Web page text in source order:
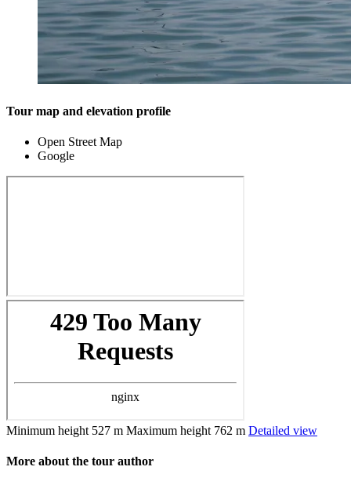
Tour map and elevation profile
Open Street Map
Google
Minimum height 527 m Maximum height 762 m Detailed view
More about the tour author